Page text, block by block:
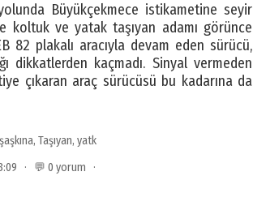
Büyükçekmece istikametine seyir
koltuk ve yatak taşıyan adamı görünce
82 plakalı aracıyla devam eden sürücü,
dikkatlerden kaçmadı. Sinyal vermeden
çıkaran araç sürücüsü bu kadarına da
şaşkına, Taşıyan, yatk
· 💬 0 yorum ·